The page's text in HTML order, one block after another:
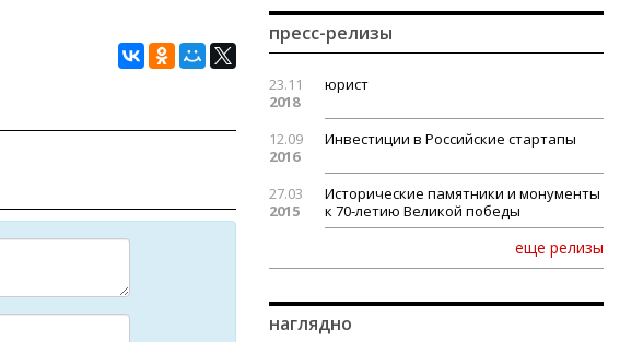
пресс-релизы
23.11
2018
юрист
12.09
2016
Инвестиции в Российские стартапы
27.03
2015
Исторические памятники и монументы
к 70-летию Великой победы
еще релизы
наглядно